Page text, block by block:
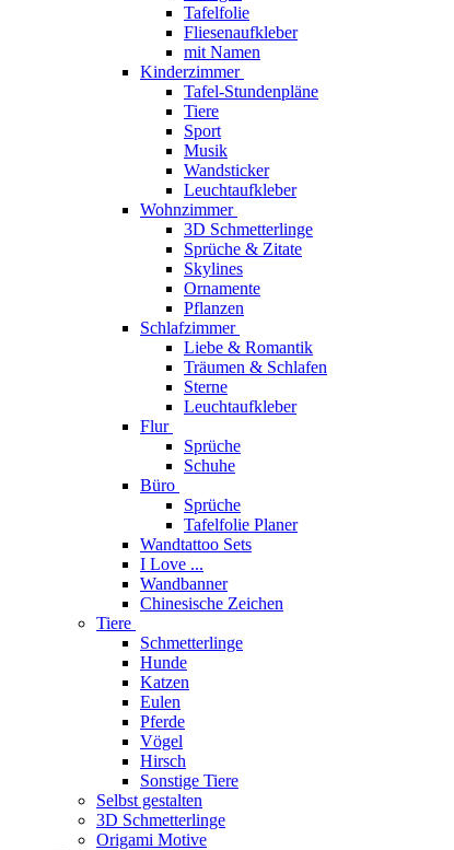
Tafelfolie
Fliesenaufkleber
mit Namen
Kinderzimmer
Tafel-Stundenpläne
Tiere
Sport
Musik
Wandsticker
Leuchtaufkleber
Wohnzimmer
3D Schmetterlinge
Sprüche & Zitate
Skylines
Ornamente
Pflanzen
Schlafzimmer
Liebe & Romantik
Träumen & Schlafen
Sterne
Leuchtaufkleber
Flur
Sprüche
Schuhe
Büro
Sprüche
Tafelfolie Planer
Wandtattoo Sets
I Love ...
Wandbanner
Chinesische Zeichen
Tiere
Schmetterlinge
Hunde
Katzen
Eulen
Pferde
Vögel
Hirsch
Sonstige Tiere
Selbst gestalten
3D Schmetterlinge
Origami Motive